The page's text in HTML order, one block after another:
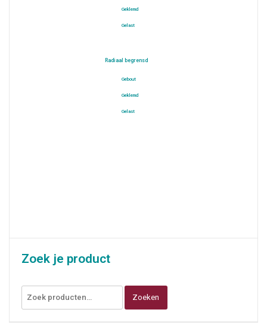
Geklemd
Gelast
Radiaal begrensd
Gebout
Geklemd
Gelast
Zoek je product
Zoeken